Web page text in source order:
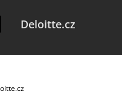
Deloitte.cz